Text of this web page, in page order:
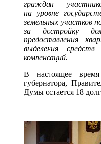
граждан –
на уровне
земельных участков
за достройку
предоставления
выделения
компенсаций.
В настоящее
губернатора,
Думы остается 18